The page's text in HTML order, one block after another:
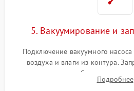
5. Вакуумирование и
Подключение вакуумного
воздуха и влаги из контура.
дозированным объемом
электронным весам. КонтрольПодробнее